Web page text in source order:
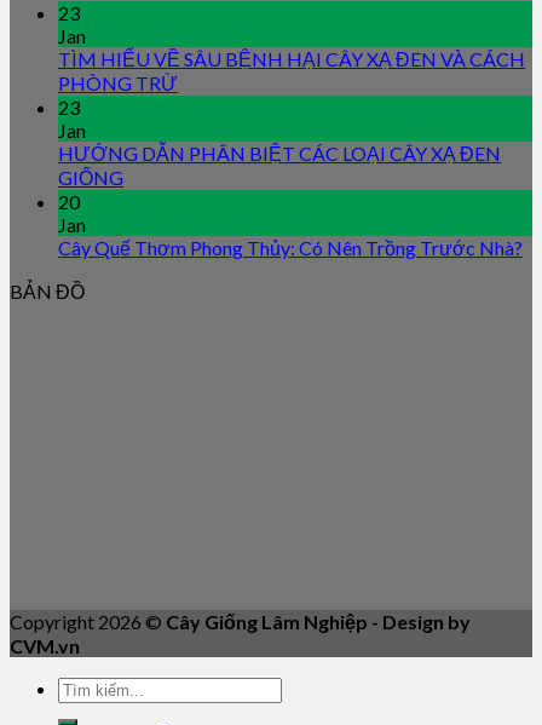
23
Jan
TÌM HIỂU VỀ SÂU BỆNH HẠI CÂY XẠ ĐEN VÀ CÁCH
PHÒNG TRỪ
23
Jan
HƯỚNG DẪN PHÂN BIỆT CÁC LOẠI CÂY XẠ ĐEN
GIỐNG
20
Jan
Cây Quế Thơm Phong Thủy: Có Nên Trồng Trước Nhà?
BẢN ĐỒ
Copyright 2026 © Cây Giống Lâm Nghiệp - Design by
CVM.vn